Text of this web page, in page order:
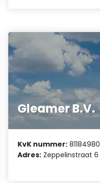
Gleamer B.V.
KvK nummer: 81184980
Adres: Zeppelinstraat 6